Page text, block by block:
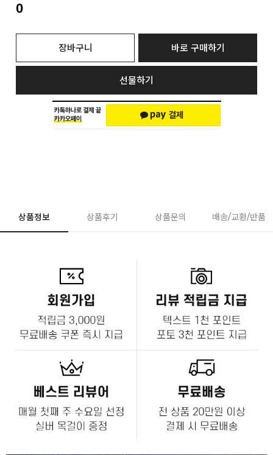
0
장바구니 바로 구매하기
선물하기
상품정보 상품후기 상품문의 배송/교환/반품